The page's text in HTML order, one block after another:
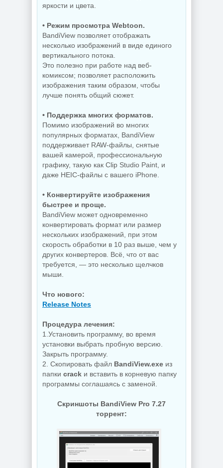
яркости и цвета.
• Режим просмотра Webtoon.
BandiView позволяет отображать
несколько изображений в виде единого
вертикального потока.
Это полезно при работе над веб-
комиксом; позволяет расположить
изображения таким образом, чтобы
лучше понять общий сюжет.
• Поддержка многих форматов.
Помимо изображений во многих
популярных форматах, BandiView
поддерживает RAW-файлы, снятые
вашей камерой, профессиональную
графику, такую ​​как Clip Studio Paint, и
даже HEIC-файлы с вашего iPhone.
• Конвертируйте изображения
быстрее и проще.
BandiView может одновременно
конвертировать формат или размер
нескольких изображений, при этом
скорость обработки в 10 раз выше, чем у
других конвертеров. Всё, что от вас
требуется, — это несколько щелчков
мыши.
Что нового:
Release Notes
Процедура лечения:
1.Установить программу, во время
установки выбрать пробную версию.
Закрыть программу.
2. Скопировать файл BandiView.exe из
папки crack и вставить в корневую папку
программы соглашаясь с заменой.
Скриншоты BandiView Pro 7.27
торрент: